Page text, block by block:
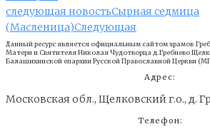
следующая новостьСырная седмица
(Масленица)Следующая
Данный ресурс является официальным сайтом храмов
Матери и Cвятителя Николая Чудотворца д.Гребнево
Балашихинской епархии Русской Православной Церкви
Адрес:
Московская обл., Щелковский г.о., д.
Телефон: